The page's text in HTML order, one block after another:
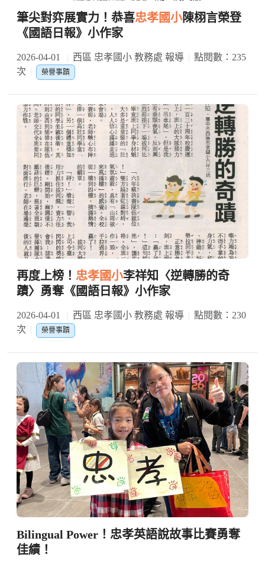
筆尖對弈展實力！恭喜忠孝國小陳栩言榮登
《國語日報》小作家
2026-04-01 西區 忠孝國小 教務處 報導
點閱數：235
次
榮譽事蹟
再度上榜！ 忠孝國小李祥知〈逆轉勝的奇
蹟〉勇奪《國語日報》小作家
2026-04-01 西區 忠孝國小 教務處 報導
點閱數：230
次
榮譽事蹟
Bilingual Power！忠孝英語說故事比賽勇奪
佳績！